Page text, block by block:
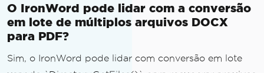
O IronWord pode lidar com a conversão
em lote de múltiplos arquivos DOCX
para PDF?
Sim, o IronWord pode lidar com conversão em lote